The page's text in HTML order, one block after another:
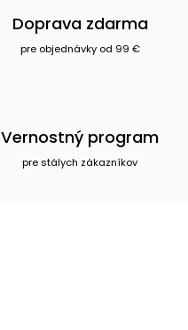
Doprava zdarma
pre objednávky od 99 €
Vernostný program
pre stálych zákazníkov